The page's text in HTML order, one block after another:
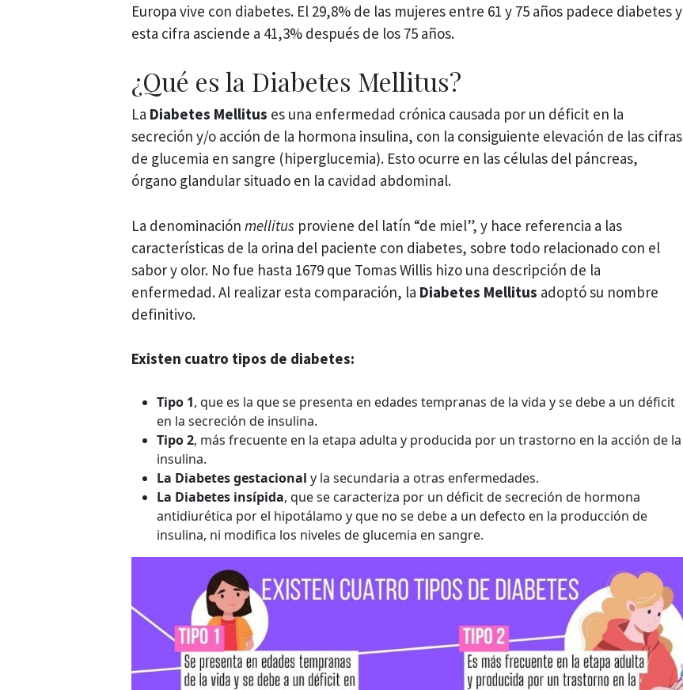
Europa vive con diabetes. El 29,8% de las mujeres entre 61 y 75 años padece diabetes y
esta cifra asciende a 41,3% después de los 75 años.
¿Qué es la Diabetes Mellitus?
La Diabetes Mellitus es una enfermedad crónica causada por un déficit en la
secreción y/o acción de la hormona insulina, con la consiguiente elevación de las cifras
de glucemia en sangre (hiperglucemia). Esto ocurre en las células del páncreas,
órgano glandular situado en la cavidad abdominal.
La denominaciónmellitus proviene del latín “de miel”, y hace referencia a las
características de la orina del paciente con diabetes, sobre todo relacionado con el
sabor y olor. No fue hasta 1679 que Tomas Willis hizo una descripción de la
enfermedad. Al realizar esta comparación, la Diabetes Mellitus adoptó su nombre
definitivo.
Existen cuatro tipos de diabetes:
Tipo 1, que es la que se presenta en edades tempranas de la vida y se debe a un déficit
en la secreción de insulina.
Tipo 2, más frecuente en la etapa adulta y producida por un trastorno en la acción de la
insulina.
La Diabetes gestacional y la secundaria a otras enfermedades.
La Diabetes insípida, que se caracteriza por un déficit de secreción de hormona
antidiurética por el hipotálamo y que no se debe a un defecto en la producción de
insulina, ni modifica los niveles de glucemia en sangre.